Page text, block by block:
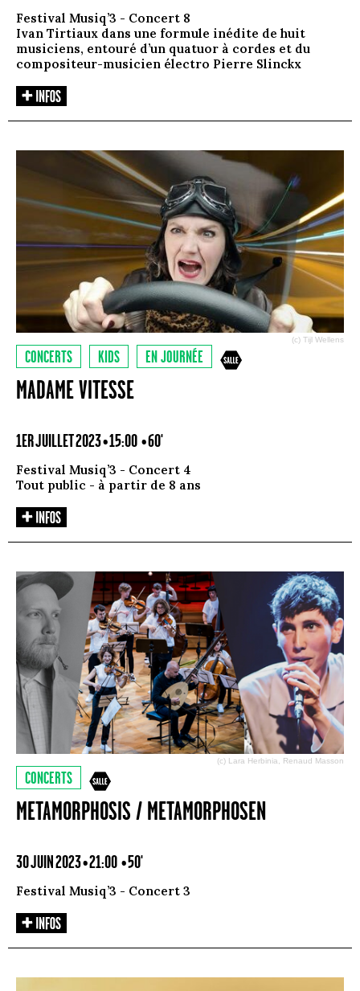
Festival Musiq’3 - Concert 8
Ivan Tirtiaux dans une formule inédite de huit
musiciens, entouré d’un quatuor à cordes et du
compositeur-musicien électro Pierre Slinckx
(c) Tijl Wellens
CONCERTS KIDS EN JOURNÉE
MADAME VITESSE
1ER JUILLET 2023 • 15:00 • 60'
Festival Musiq’3 - Concert 4
Tout public - à partir de 8 ans
(c) Lara Herbinia, Renaud Masson
CONCERTS
METAMORPHOSIS / METAMORPHOSEN
30 JUIN 2023 • 21:00 • 50'
Festival Musiq’3 - Concert 3